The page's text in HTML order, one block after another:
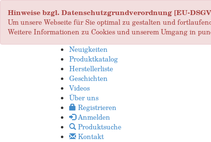
Hinweise bzgl. Datenschutzgrundverordnung [EU-
Um unsere Webseite für Sie optimal zu gestalten und
Weitere Informationen zu Cookies und unserem Umgang in
Neuigkeiten
Produktkatalog
Herstellerliste
Geschichten
Videos
Über uns
Registrieren
Anmelden
Produktsuche
Kontakt